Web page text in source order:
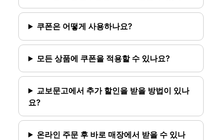
쿠폰은 어떻게 사용하나요?
모든 상품에 쿠폰을 적용할 수 있나요?
교보문고에서 추가 할인을 받을 방법이 있나
요?
온라인 주문 후 바로 매장에서 받을 수 있나